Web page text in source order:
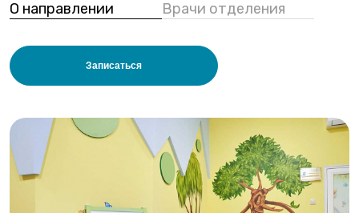
О направлении Врачи отделения
Записаться